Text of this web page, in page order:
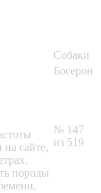
Собаки
Босерон
сайте,
породы
№ 147
из 519